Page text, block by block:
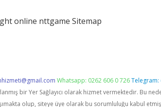
online nttgame Sitemap
Whatsapp: 0262 606 0 726Telegram:
bir Yer Sağlayıcı olarak hizmet vermektedir. Bu
olup, siteye üye olarak bu sorumluluğu kabul